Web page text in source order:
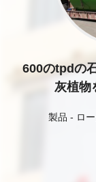
600のtpdの
灰植物
製品 - ロ